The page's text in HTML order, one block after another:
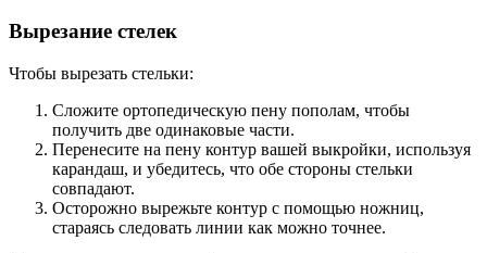
Вырезание стелек
Чтобы вырезать стельки:
Сложите ортопедическую пену пополам, чтобы
получить две одинаковые части.
Перенесите на пену контур вашей выкройки, используя
карандаш, и убедитесь, что обе стороны стельки
совпадают.
Осторожно вырежьте контур с помощью ножниц,
стараясь следовать линии как можно точнее.